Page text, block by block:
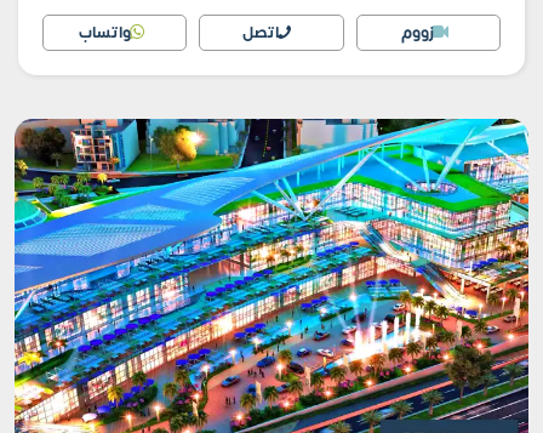
زووم اتصل واتساب